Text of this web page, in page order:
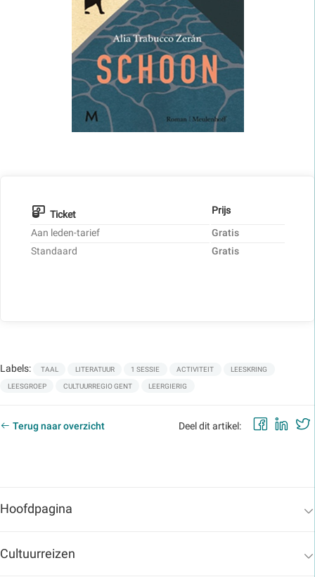
Ticket
Prijs
Aan leden-tarief
Gratis
Standaard
Gratis
Labels: TAAL LITERATUUR 1 SESSIE ACTIVITEIT LEESKRING
LEESGROEP CULTUURREGIO GENT LEERGIERIG
Terug naar overzicht Deel dit artikel:
Hoofdpagina
Cultuurreizen